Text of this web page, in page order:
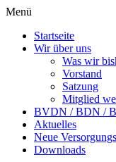
Menü
Startseite
Wir über uns
Was wir
Vorstand
Satzung
Mitglied
BVDN / BDN /
Aktuelles
Neue
Downloads